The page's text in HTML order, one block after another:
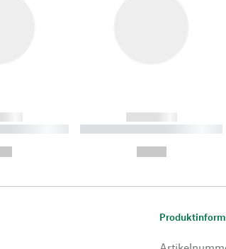
----------
------------
----------- ----------- ----------